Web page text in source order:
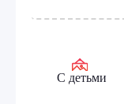
С детьми